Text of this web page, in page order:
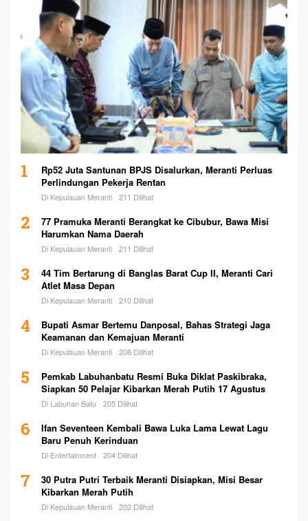
1
Rp52 Juta Santunan BPJS Disalurkan, Meranti Perluas
Perlindungan Pekerja Rentan
Di Kepulauan Meranti 211 Dilihat
2
77 Pramuka Meranti Berangkat ke Cibubur, Bawa Misi
Harumkan Nama Daerah
Di Kepulauan Meranti 211 Dilihat
3
44 Tim Bertarung di Banglas Barat Cup II, Meranti Cari
Atlet Masa Depan
Di Kepulauan Meranti 210 Dilihat
4
Bupati Asmar Bertemu Danposal, Bahas Strategi Jaga
Keamanan dan Kemajuan Meranti
Di Kepulauan Meranti 208 Dilihat
5
Pemkab Labuhanbatu Resmi Buka Diklat Paskibraka,
Siapkan 50 Pelajar Kibarkan Merah Putih 17 Agustus
Di Labuhan Batu 205 Dilihat
6
Ifan Seventeen Kembali Bawa Luka Lama Lewat Lagu
Baru Penuh Kerinduan
Di Entertainment 204 Dilihat
7
30 Putra Putri Terbaik Meranti Disiapkan, Misi Besar
Kibarkan Merah Putih
Di Kepulauan Meranti 202 Dilihat